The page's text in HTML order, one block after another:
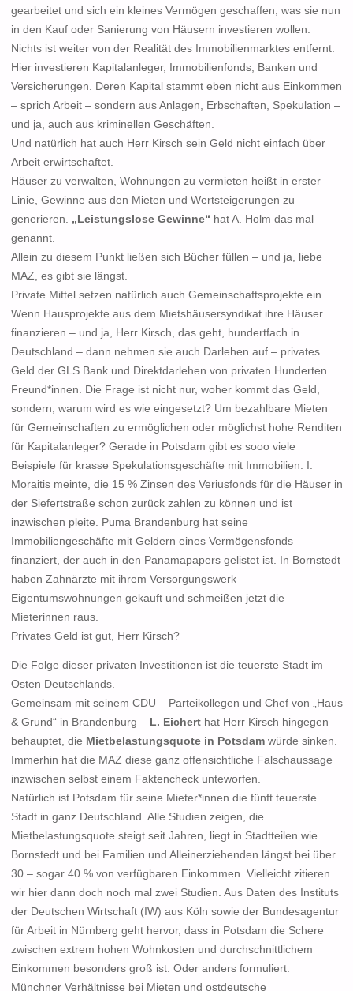
gearbeitet und sich ein kleines Vermögen geschaffen, was sie nun
in den Kauf oder Sanierung von Häusern investieren wollen.
Nichts ist weiter von der Realität des Immobilienmarktes entfernt.
Hier investieren Kapitalanleger, Immobilienfonds, Banken und
Versicherungen. Deren Kapital stammt eben nicht aus Einkommen
– sprich Arbeit – sondern aus Anlagen, Erbschaften, Spekulation –
und ja, auch aus kriminellen Geschäften.
Und natürlich hat auch Herr Kirsch sein Geld nicht einfach über
Arbeit erwirtschaftet.
Häuser zu verwalten, Wohnungen zu vermieten heißt in erster
Linie, Gewinne aus den Mieten und Wertsteigerungen zu
generieren. „Leistungslose Gewinne“ hat A. Holm das mal
genannt.
Allein zu diesem Punkt ließen sich Bücher füllen – und ja, liebe
MAZ, es gibt sie längst.
Private Mittel setzen natürlich auch Gemeinschaftsprojekte ein.
Wenn Hausprojekte aus dem Mietshäusersyndikat ihre Häuser
finanzieren – und ja, Herr Kirsch, das geht, hundertfach in
Deutschland – dann nehmen sie auch Darlehen auf – privates
Geld der GLS Bank und Direktdarlehen von privaten Hunderten
Freund*innen. Die Frage ist nicht nur, woher kommt das Geld,
sondern, warum wird es wie eingesetzt? Um bezahlbare Mieten
für Gemeinschaften zu ermöglichen oder möglichst hohe Renditen
für Kapitalanleger? Gerade in Potsdam gibt es sooo viele
Beispiele für krasse Spekulationsgeschäfte mit Immobilien. I.
Moraitis meinte, die 15 % Zinsen des Veriusfonds für die Häuser in
der Siefertstraße schon zurück zahlen zu können und ist
inzwischen pleite. Puma Brandenburg hat seine
Immobiliengeschäfte mit Geldern eines Vermögensfonds
finanziert, der auch in den Panamapapers gelistet ist. In Bornstedt
haben Zahnärzte mit ihrem Versorgungswerk
Eigentumswohnungen gekauft und schmeißen jetzt die
Mieterinnen raus.
Privates Geld ist gut, Herr Kirsch?
Die Folge dieser privaten Investitionen ist die teuerste Stadt im
Osten Deutschlands.
Gemeinsam mit seinem CDU – Parteikollegen und Chef von „Haus
& Grund“ in Brandenburg – L. Eicherthat Herr Kirsch hingegen
behauptet, die Mietbelastungsquote in Potsdamwürde sinken.
Immerhin hat die MAZ diese ganz offensichtliche Falschaussage
inzwischen selbst einem Faktencheck unteworfen.
Natürlich ist Potsdam für seine Mieter*innen die fünft teuerste
Stadt in ganz Deutschland. Alle Studien zeigen, die
Mietbelastungsquote steigt seit Jahren, liegt in Stadtteilen wie
Bornstedt und bei Familien und Alleinerziehenden längst bei über
30 – sogar 40 % von verfügbaren Einkommen. Vielleicht zitieren
wir hier dann doch noch mal zwei Studien. Aus Daten des Instituts
der Deutschen Wirtschaft (IW) aus Köln sowie der Bundesagentur
für Arbeit in Nürnberg geht hervor, dass in Potsdam die Schere
zwischen extrem hohen Wohnkosten und durchschnittlichem
Einkommen besonders groß ist. Oder anders formuliert:
Münchner Verhältnisse bei Mieten und ostdeutsche